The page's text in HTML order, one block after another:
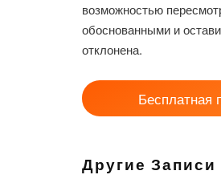
возможностью
обоснованными и
отклонена.
Бесплатная
Другие